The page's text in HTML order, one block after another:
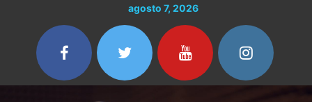
contenido
agosto 7, 2026